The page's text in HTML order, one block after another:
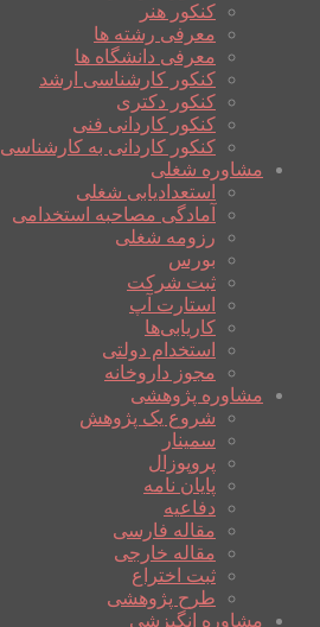
کنکور هنر
معرفی رشته ها
معرفی دانشگاه ها
کنکور کارشناسی ارشد
کنکور دکتری
کنکور کاردانی فنی
کنکور کاردانی به کارشناسی
مشاوره شغلی
استعدادیابی شغلی
آمادگی مصاحبه استخدامی
رزومه شغلی
بورس
ثبت شرکت
استارت آپ
کاریابی‌ها
استخدام دولتی
مجوز داروخانه
مشاوره پژوهشی
شروع یک پژوهش
سمینار
پروپوزال
پایان نامه
دفاعیه
مقاله فارسی
مقاله خارجی
ثبت اختراع
طرح پژوهشی
مشاوره انگیزشی